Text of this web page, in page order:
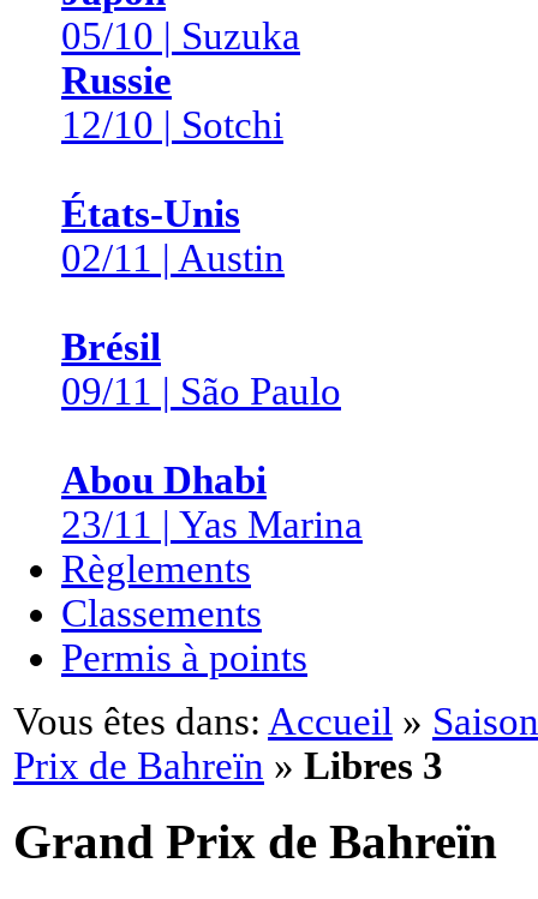
05/10 | Suzuka
Russie
12/10 | Sotchi
États-Unis
02/11 | Austin
Brésil
09/11 | São Paulo
Abou Dhabi
23/11 | Yas Marina
Règlements
Classements
Permis à points
Vous êtes dans: Accueil »
Prix de Bahreïn » Libres 3
Grand Prix de Bahreïn